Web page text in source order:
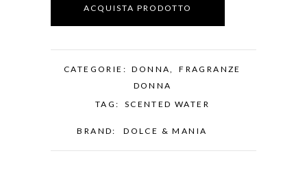
ACQUISTA PRODOTTO
CATEGORIE: DONNA,
FRAGRANZE
DONNA
TAG:
SCENTED WATER
BRAND: DOLCE & MANIA